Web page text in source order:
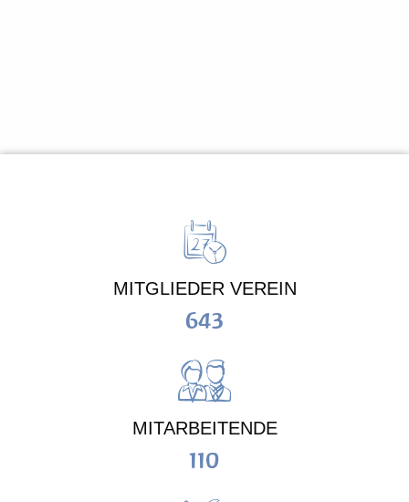
MITGLIEDER VEREIN
643
MITARBEITENDE
110